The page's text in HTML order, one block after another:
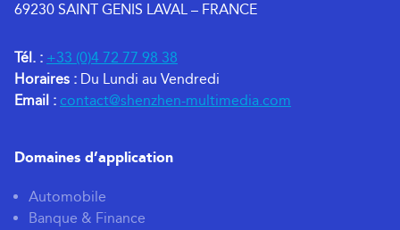
69230 SAINT GENIS LAVAL – FRANCE
Tél. : +33 (0)4 72 77 98 38
Horaires : Du Lundi au Vendredi
Email : contact@shenzhen-multimedia.com
Domaines d’application
Automobile
Banque & Finance